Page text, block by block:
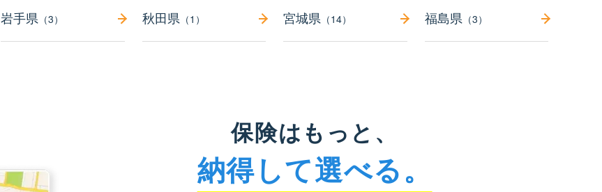
岩手県 （3） 秋田県（1） 宮城県 （14） 福島県（3）
保険はもっと、
納得して選べる。